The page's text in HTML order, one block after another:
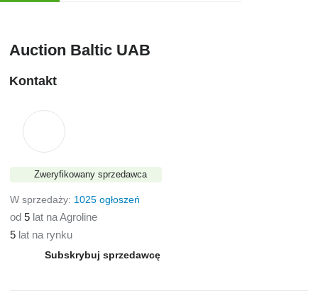
Auction Baltic UAB
Kontakt
Zweryfikowany sprzedawca
W sprzedaży: 1025 ogłoszeń
od 5 lat na Agroline
5 lat na rynku
Subskrybuj sprzedawcę